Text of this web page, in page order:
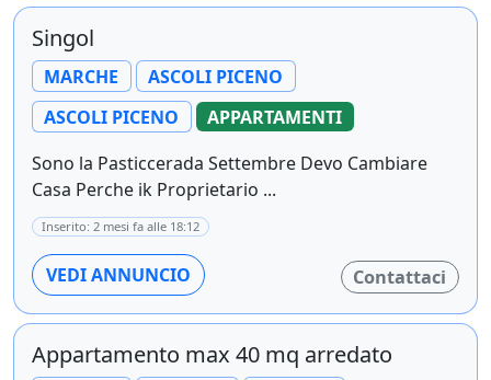
Singol
MARCHE
ASCOLI PICENO
ASCOLI PICENO
APPARTAMENTI
Sono la Pasticcerada Settembre Devo Cambiare
Casa Perche ik Proprietario ...
Inserito: 2 mesi fa alle 18:12
VEDI ANNUNCIO Contattaci
Appartamento max 40 mq arredato